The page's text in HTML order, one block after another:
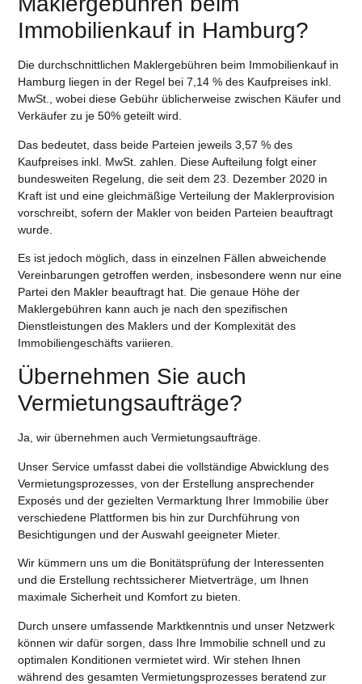
Immobilienkauf in Hamburg?
Die durchschnittlichen Maklergebühren beim Immobilienkauf in
Hamburg liegen in der Regel bei 7,14 % des Kaufpreises inkl.
MwSt., wobei diese Gebühr üblicherweise zwischen Käufer und
Verkäufer zu je 50% geteilt wird.
Das bedeutet, dass beide Parteien jeweils 3,57 % des
Kaufpreises inkl. MwSt. zahlen. Diese Aufteilung folgt einer
bundesweiten Regelung, die seit dem 23. Dezember 2020 in
Kraft ist und eine gleichmäßige Verteilung der Maklerprovision
vorschreibt, sofern der Makler von beiden Parteien beauftragt
wurde.
Es ist jedoch möglich, dass in einzelnen Fällen abweichende
Vereinbarungen getroffen werden, insbesondere wenn nur eine
Partei den Makler beauftragt hat. Die genaue Höhe der
Maklergebühren kann auch je nach den spezifischen
Dienstleistungen des Maklers und der Komplexität des
Immobiliengeschäfts variieren.
Übernehmen Sie auch
Vermietungsaufträge?
Ja, wir übernehmen auch Vermietungsaufträge.
Unser Service umfasst dabei die vollständige Abwicklung des
Vermietungsprozesses, von der Erstellung ansprechender
Exposés und der gezielten Vermarktung Ihrer Immobilie über
verschiedene Plattformen bis hin zur Durchführung von
Besichtigungen und der Auswahl geeigneter Mieter.
Wir kümmern uns um die Bonitätsprüfung der Interessenten
und die Erstellung rechtssicherer Mietverträge, um Ihnen
maximale Sicherheit und Komfort zu bieten.
Durch unsere umfassende Marktkenntnis und unser Netzwerk
können wir dafür sorgen, dass Ihre Immobilie schnell und zu
optimalen Konditionen vermietet wird. Wir stehen Ihnen
während des gesamten Vermietungsprozesses beratend zur